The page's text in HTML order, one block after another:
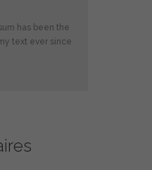
has been the
text ever since